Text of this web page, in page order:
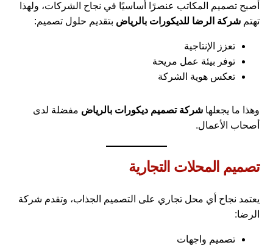
أصبح تصميم المكاتب عنصرًا أساسيًا في نجاح الشركات، ولهذا
تهتمشركة الرضا للديكورات بالرياض بتقديم حلول تصميم:
تعزز الإنتاجية
توفر بيئة عمل مريحة
تعكس هوية الشركة
وهذا ما يجعلهاشركة تصميم ديكورات بالرياض مفضلة لدى
أصحاب الأعمال.
تصميم المحلات التجارية
يعتمد نجاح أي محل تجاري على التصميم الجذاب، وتقدم شركة
الرضا:
تصميم واجهات